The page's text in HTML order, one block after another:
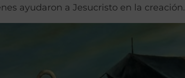
ayudaron a Jesucristo en la creación.